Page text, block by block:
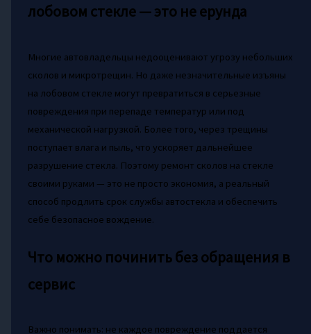
лобовом стекле — это не ерунда
Многие автовладельцы недооценивают угрозу небольших
сколов и микротрещин. Но даже незначительные изъяны
на лобовом стекле могут превратиться в серьезные
повреждения при перепаде температур или под
механической нагрузкой. Более того, через трещины
поступает влага и пыль, что ускоряет дальнейшее
разрушение стекла. Поэтому ремонт сколов на стекле
своими руками — это не просто экономия, а реальный
способ продлить срок службы автостекла и обеспечить
себе безопасное вождение.
Что можно починить без обращения в
сервис
Важно понимать: не каждое повреждение поддается